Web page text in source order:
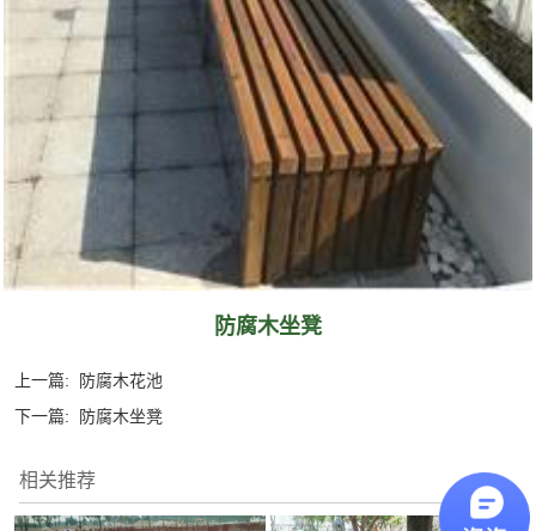
防腐木坐凳
上一篇:
防腐木花池
下一篇:
防腐木坐凳
相关推荐